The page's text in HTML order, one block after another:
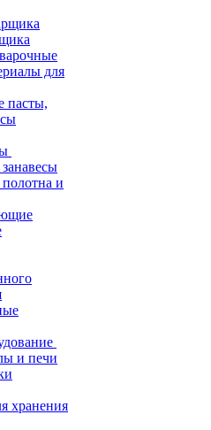
для
пасты,
и
и печи
хранения